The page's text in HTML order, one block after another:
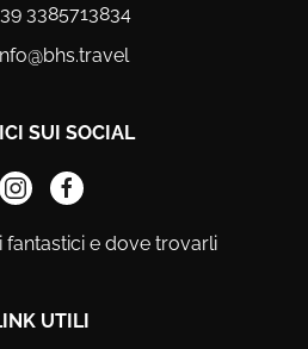
3385713834
SUI SOCIAL
fantastici e dove trovarli
UTILI